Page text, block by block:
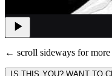
← scroll sideways for
IS THIS YOU? WANT TO